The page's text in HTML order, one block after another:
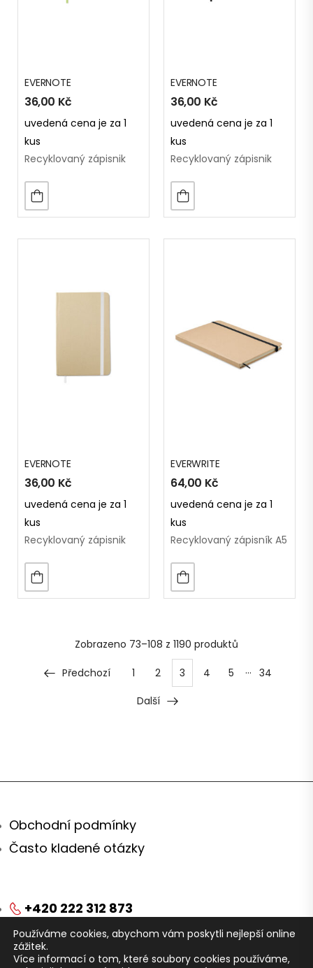
EVERNOTE
36,00 Kč
uvedená cena je za 1
kus
Recyklovaný zápisnik
EVERNOTE
36,00 Kč
uvedená cena je za 1
kus
Recyklovaný zápisnik
EVERNOTE
36,00 Kč
uvedená cena je za 1
kus
Recyklovaný zápisnik
EVERWRITE
64,00 Kč
uvedená cena je za 1
kus
Recyklovaný zápisník A5
Zobrazeno 73–108 z 1190 produktů
Předchozí 1 2 3 4 5 … 34
Další
Obchodní podmínky
Často kladené otázky
+420 222 312 873
obchod@arei.cz
Používáme cookies, abychom vám poskytli nejlepší online
zážitek.
Více informací o tom, které soubory cookies používáme,